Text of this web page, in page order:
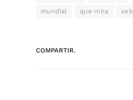
mundial que mira
COMPARTIR.